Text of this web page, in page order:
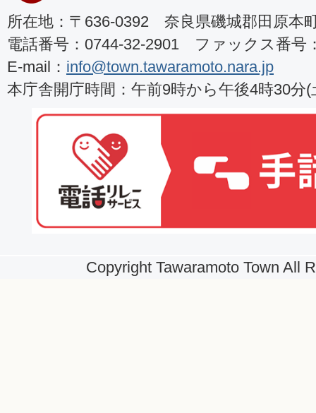
所在地：〒636-0392 奈良県磯城郡田原本
電話番号：0744-32-2901 ファックス番号
E-mail： info@town.tawaramoto.nara.jp
本庁舎開庁時間：午前9時から午後4時30分
Copyright Tawaramoto Town All